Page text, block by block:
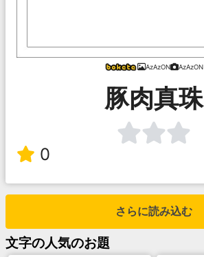
AzAzON AzAzON
豚肉真珠
0
さらに読み込む
文字の人気のお題